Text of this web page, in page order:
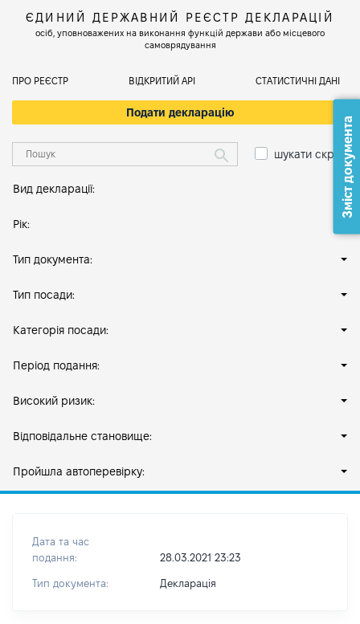
ЄДИНИЙ ДЕРЖАВНИЙ РЕЄСТР ДЕКЛАРАЦІЙ
осіб, уповноважених на виконання функцій держави або місцевого
самоврядування
ПРО РЕЄСТР ВІДКРИТИЙ АРІ СТАТИСТИЧНІ ДАНІ
Подати декларацію
шукати скрізь
Вид декларації:
Рік:
Тип документа:
Тип посади:
Категорія посади:
Період подання:
Високий ризик:
Відповідальне становище:
Пройшла автоперевірку:
Дата та час
подання:
28.03.2021 23:23
Тип документа: Декларація
Зміст документа